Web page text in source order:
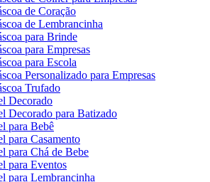
de Coração
de Lembrancinha
para Brinde
para Empresas
para Escola
Personalizado para Empresas
Trufado
Decorado
Decorado para Batizado
para Bebê
para Casamento
para Chá de Bebe
para Eventos
para Lembrancinha